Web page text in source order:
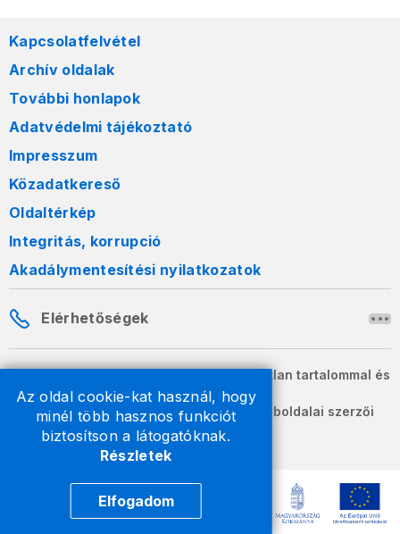
Az oldal cookie-kat használ, hogy
minél több hasznos funkciót
biztosítson a látogatóknak.
Részletek
Elfogadom
Kapcsolatfelvétel
Archív oldalak
További honlapok
Adatvédelmi tájékoztató
Impresszum
Közadatkereső
Oldaltérkép
Integritás, korrupció
Akadálymentesítési nyilatkozatok
Elérhetőségek
A honlapon szereplő információk változatlan tartalommal és
formában szabadon terjeszthetők.
2026 © A Nemzeti Adó- és Vámhivatal weboldalai szerzői
jogvédelem alatt állnak.